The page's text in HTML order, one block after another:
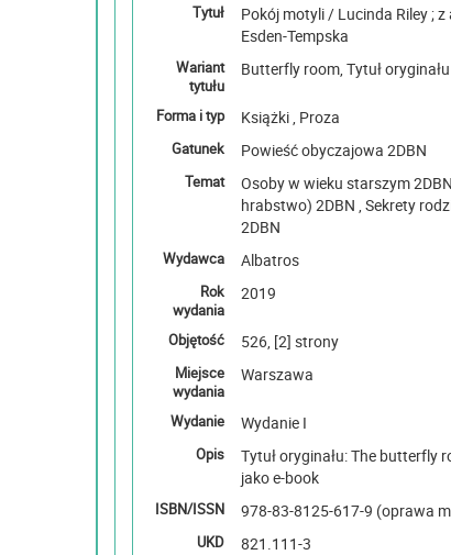
Tytuł
Pokój motyli / Lucinda Riley ; z
Esden-Tempska
Wariant
tytułu
Butterfly room, Tytuł oryginału
Forma i typ Książki , Proza
Gatunek Powieść obyczajowa 2DBN
Temat
Osoby w wieku starszym 2DBN , Suffolk (Wielka Brytania ;
hrabstwo) 2DBN , Sekrety rodzinne 2DBN , Matki i synowie
2DBN
Wydawca Albatros
Rok
wydania
2019
Objętość 526, [2] strony
Miejsce
wydania
Warszawa
Wydanie Wydanie I
Opis
Tytuł oryginału: The butterfly room , Książka
jako e-book
ISBN/ISSN 978-83-8125-617-9 (oprawa
UKD 821.111-3